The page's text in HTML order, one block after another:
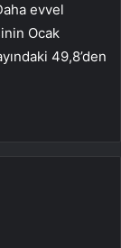
evvel
Ocak
49,8’den